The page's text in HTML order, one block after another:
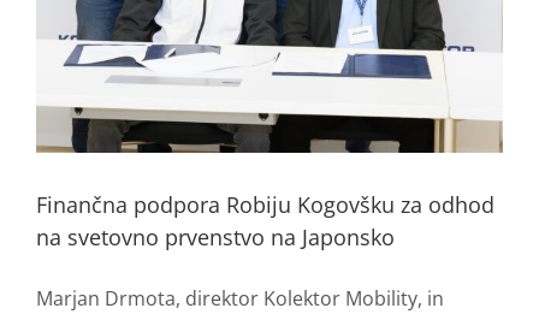
Finančna podpora Robiju Kogovšku za odhod
na svetovno prvenstvo na Japonsko
Marjan Drmota, direktor Kolektor Mobility, in